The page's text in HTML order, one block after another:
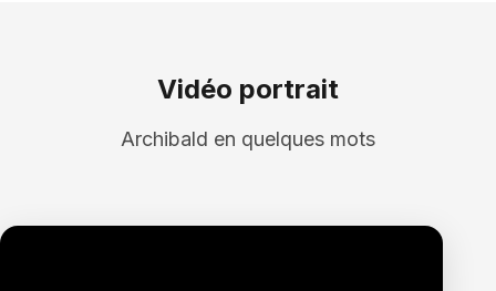
Vidéo portrait
Archibald en quelques mots